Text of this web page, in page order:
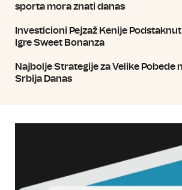
sporta mora znati danas
Investicioni Pejzaž Kenije
Igre Sweet Bonanza
Najbolje Strategije za Velike Pobede
Srbija Danas